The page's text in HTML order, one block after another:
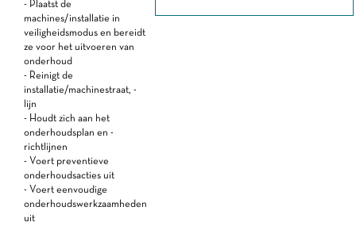
- Plaatst de
machines/installatie in
veiligheidsmodus en bereidt
ze voor het uitvoeren van
onderhoud
- Reinigt de
installatie/machinestraat, -
lijn
- Houdt zich aan het
onderhoudsplan en -
richtlijnen
- Voert preventieve
onderhoudsacties uit
- Voert eenvoudige
onderhoudswerkzaamheden
uit